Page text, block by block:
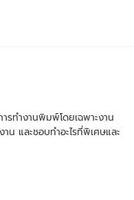
รทำงานพิมพ์โดยเฉพาะงาน
และชอบทำอะไรที่พิเศษและ